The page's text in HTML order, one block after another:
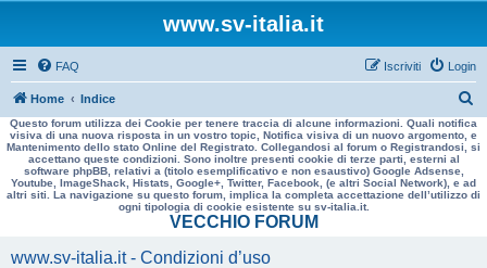
www.sv-italia.it
FAQ Login
Iscriviti
Home Indice
e
r
a
Questo forum utilizza dei Cookie per tenere traccia di alcune informazioni. Quali notifica
visiva di una nuova risposta in un vostro topic, Notifica visiva di un nuovo argomento, e
Mantenimento dello stato Online del Registrato. Collegandosi al forum o Registrandosi, si
accettano queste condizioni. Sono inoltre presenti cookie di terze parti, esterni al
software phpBB, relativi a (titolo esemplificativo e non esaustivo) Google Adsense,
Youtube, ImageShack, Histats, Google+, Twitter, Facebook, (e altri Social Network), e ad
altri siti. La navigazione su questo forum, implica la completa accettazione dell’utilizzo di
ogni tipologia di cookie esistente su sv-italia.it.
VECCHIO FORUM
www.sv-italia.it - Condizioni d’uso